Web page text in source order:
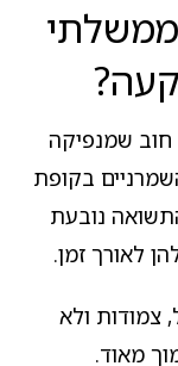
שמנפיקה
בקופת
נובעת
לאורך זמן.
צמודות ולא
מאוד.